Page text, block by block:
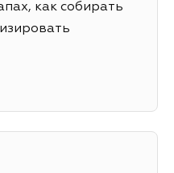
как собирать